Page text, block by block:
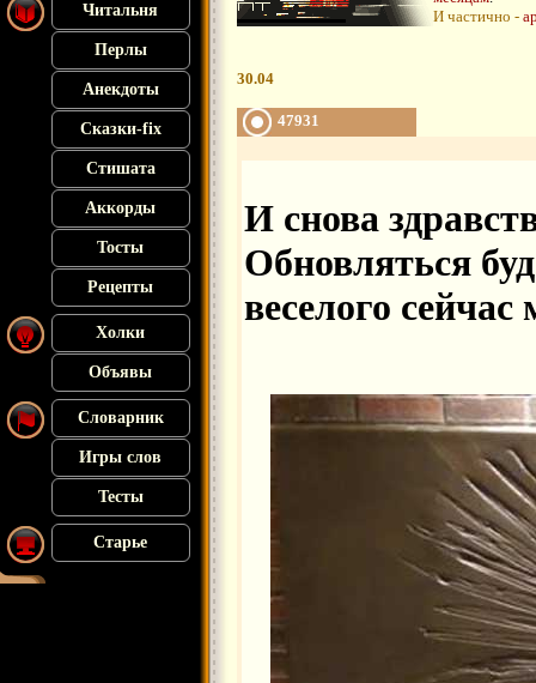
Читальня
Перлы
Анекдоты
Сказки-fix
Стишата
Аккорды
Тосты
Рецепты
Холки
Объявы
Словарник
Игры слов
Тесты
Старье
И частично -
30.04
47931
И снова
Обновляться
веселого сейчас